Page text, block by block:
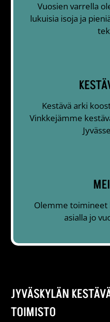
Vuosien varrella
lukuisia isoja ja
Kestävä arki
Vinkkejämme
Olemme toimineet
asialla jo
JYVÄSKYLÄN
TOIMISTO